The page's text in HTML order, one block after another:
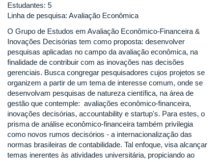
Estudantes: 5
Linha de pesquisa: Avaliação Econômica
O Grupo de Estudos em Avaliação Econômico-Financeira &
Inovações Decisórias tem como proposta: desenvolver
pesquisas aplicadas no campo da avaliação econômica, na
finalidade de contribuir com as inovações nas decisões
gerenciais. Busca congregar pesquisadores cujos projetos se
organizem a partir de um tema de interesse comum, onde se
desenvolvam pesquisas de natureza científica, na área de
gestão que contemple: avaliações econômico-financeira,
inovações decisórias, accountability e startup's. Para estes, o
prisma de análise econômico-financeira também privilegia
como novos rumos decisórios - a internacionalização das
normas brasileiras de contabilidade. Tal enfoque, visa alcançar
temas inerentes às atividades universitária, propiciando ao